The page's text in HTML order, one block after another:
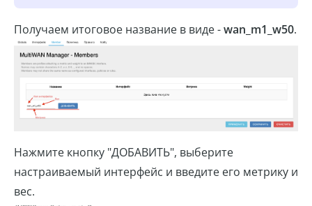
Получаем итоговое название в виде -wan_m1_w50.
Нажмите кнопку "ДОБАВИТЬ", выберите
настраиваемый интерфейс и введите его метрику и
вес.